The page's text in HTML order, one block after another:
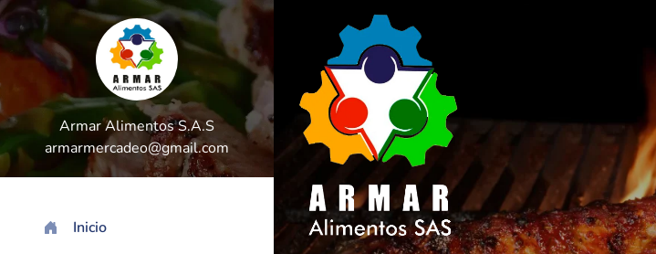
Armar Alimentos S.A.S
armarmercadeo@gmail.com
Inicio